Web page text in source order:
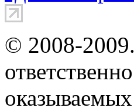
© 2008-
оказываемых